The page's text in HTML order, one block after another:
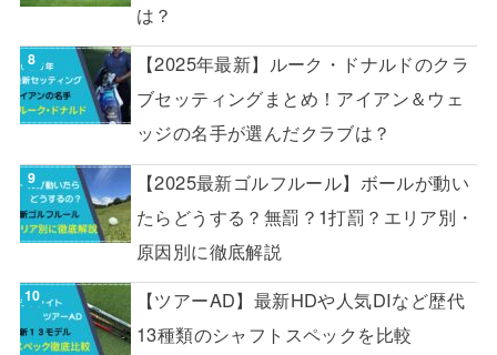
は？
【2025年最新】ルーク・ドナルドのクラ
ブセッティングまとめ！アイアン＆ウェ
ッジの名手が選んだクラブは？
【2025最新ゴルフルール】ボールが動い
たらどうする？無罰？1打罰？エリア別・
原因別に徹底解説
【ツアーAD】最新HDや人気DIなど歴代
13種類のシャフトスペックを比較